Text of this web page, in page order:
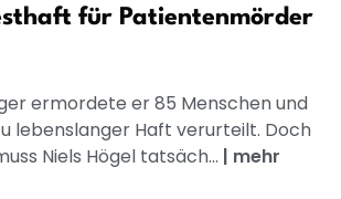
für Patientenmörder
ermordete er 85 Menschen und
lebenslanger Haft verurteilt. Doch
Niels Högel tatsäch... | mehr